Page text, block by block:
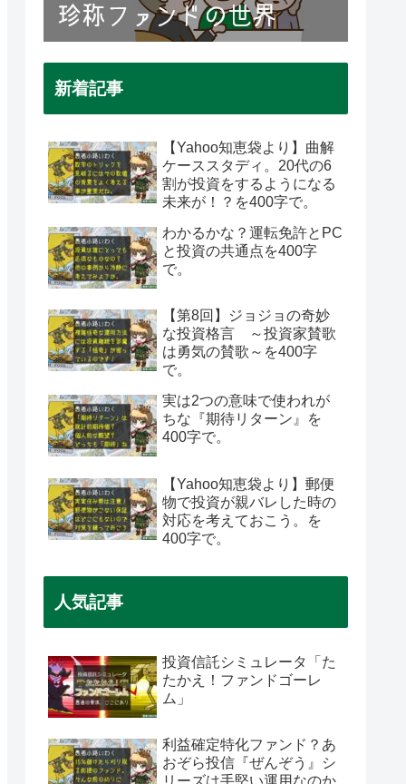
であることが多かった。
もリスクを取るのがアホらしいぐらいのリターンを得られ
ブル同然の粗末なものだったという。
新着記事
【Yahoo知恵袋より】曲解
ケーススタディ。20代の6
割が投資をするようになる
未来が！？を400字で。
わかるかな？運転免許とPC
と投資の共通点を400字
で。
【第8回】ジョジョの奇妙
な投資格言 ～投資家賛歌
は勇気の賛歌～を400字
で。
実は2つの意味で使われが
ちな『期待リターン』を
400字で。
【Yahoo知恵袋より】郵便
物で投資が親バレした時の
対応を考えておこう。を
400字で。
人気記事
投資信託シミュレータ「た
たかえ！ファンドゴーレ
ム」
利益確定特化ファンド？あ
おぞら投信『ぜんぞう』シ
リーズは手堅い運用なのか